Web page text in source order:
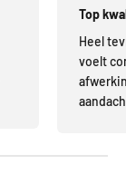
Top
Heel
voelt